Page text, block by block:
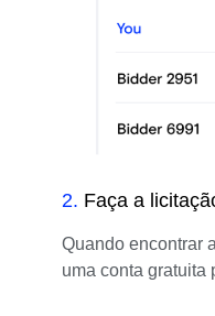
2. Faça a
Quando encontrar
uma conta gratuita